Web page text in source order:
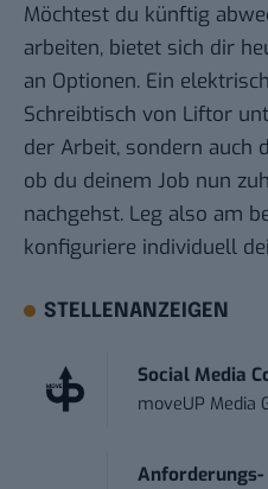
Möchtest du künftig
arbeiten, bietet sich dir
an Optionen. Ein
Schreibtisch von Liftor
der Arbeit, sondern auch
ob du deinem Job nun
nachgehst. Leg also am
konfiguriere individuell
STELLENANZEIGEN
Social Media
moveUP Media